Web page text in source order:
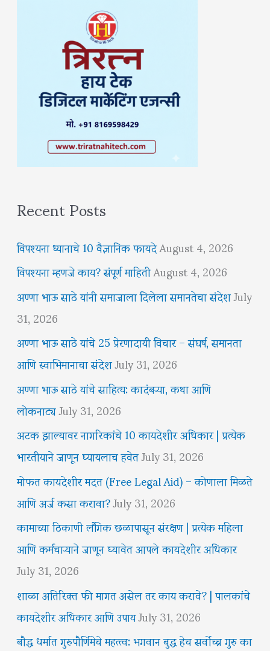
Recent Posts
विपश्यना ध्यानाचे 10 वैज्ञानिक फायदेAugust 4, 2026
विपश्यना म्हणजे काय? संपूर्ण माहितीAugust 4, 2026
अण्णा भाऊ साठे यांनी समाजाला दिलेला समानतेचा संदेशJuly
31, 2026
अण्णा भाऊ साठे यांचे 25 प्रेरणादायी विचार – संघर्ष, समानता
आणि स्वाभिमानाचा संदेशJuly 31, 2026
अण्णा भाऊ साठे यांचे साहित्य: कादंबऱ्या, कथा आणि
लोकनाट्यJuly 31, 2026
अटक झाल्यावर नागरिकांचे 10 कायदेशीर अधिकार | प्रत्येक
भारतीयाने जाणून घ्यायलाच हवेतJuly 31, 2026
मोफत कायदेशीर मदत (Free Legal Aid) – कोणाला मिळते
आणि अर्ज कसा करावा?July 31, 2026
कामाच्या ठिकाणी लैंगिक छळापासून संरक्षण | प्रत्येक महिला
आणि कर्मचाऱ्याने जाणून घ्यावेत आपले कायदेशीर अधिकार
July 31, 2026
शाळा अतिरिक्त फी मागत असेल तर काय करावे? | पालकांचे
कायदेशीर अधिकार आणि उपायJuly 31, 2026
बौद्ध धर्मात गुरुपौर्णिमेचे महत्त्व: भगवान बुद्ध हेच सर्वोच्च गुरु का